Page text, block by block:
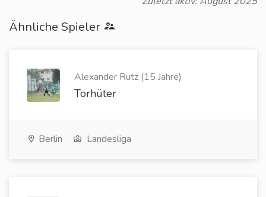
Ähnliche Spieler
Alexander Rutz (15 Jahre)
Torhüter
Berlin Landesliga